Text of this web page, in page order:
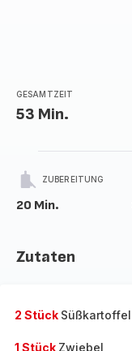
GESAMTZEIT
53 Min.
ZUBEREITUNG
20 Min.
Zutaten
2 Stück Süßkartoffel
1 Stück Zwiebel